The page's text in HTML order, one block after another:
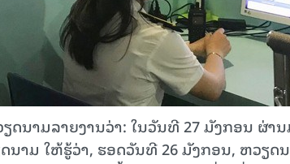
ດນາມລາຍງານວ່າ: ໃນວັນທີ 27 ມັງກອນ ຜ່າ
ນາມ ໃຫ້ຮູ້ວ່າ, ຮອດວັນທີ 26 ມັງກອນ, ຫວຽດ